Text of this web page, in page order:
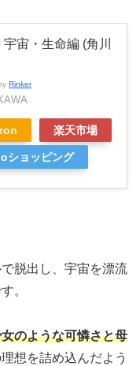
宙・生命編 (角川
Rinker
楽天市場
ショッピング
脱出し、宇宙を漂流
。
のような可憐さと母
想を詰め込んだよう